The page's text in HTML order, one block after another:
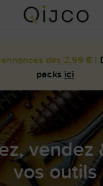
dès 2,99 € !
packs ici
vendez
vos outils